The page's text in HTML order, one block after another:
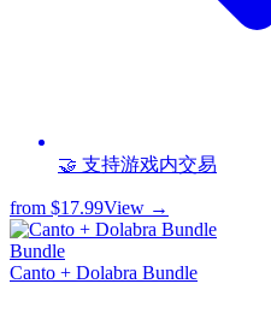
🤝 支持游戏内交易
from $17.99View →
Bundle
Canto + Dolabra Bundle